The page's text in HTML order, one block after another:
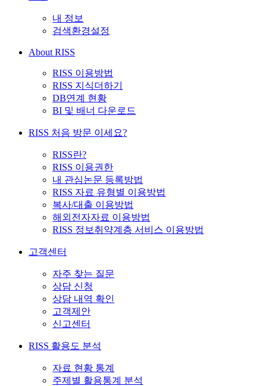
내 정보
검색환경설정
About RISS
RISS 이용방법
RISS 지식더하기
DB연계 현황
BI 및 배너 다운로드
RISS 처음 방문 이세요?
RISS란?
RISS 이용권한
내 관심논문 등록방법
RISS 자료 유형별 이용방법
복사/대출 이용방법
해외전자자료 이용방법
RISS 정보취약계층 서비스 이용방법
고객센터
자주 찾는 질문
상담 신청
상담 내역 확인
고객제안
신고센터
RISS 활용도 분석
자료 현황 통계
주제별 활용통계 분석